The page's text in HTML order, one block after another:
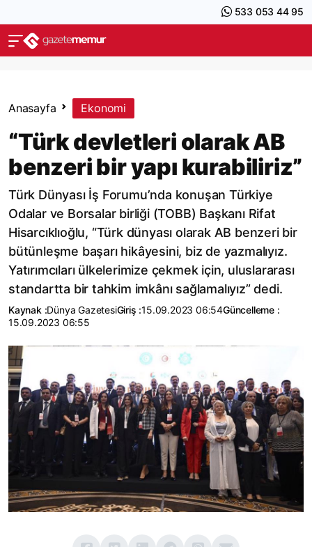
533 053 44 95
Anasayfa Ekonomi
“Türk devletleri olarak AB
benzeri bir yapı kurabiliriz”
Türk Dünyası İş Forumu’nda konuşan Türkiye
Odalar ve Borsalar birliği (TOBB) Başkanı Rifat
Hisarcıklıoğlu, “Türk dünyası olarak AB benzeri bir
bütünleşme başarı hikâyesini, biz de yazmalıyız.
Yatırımcıları ülkelerimize çekmek için, uluslararası
standartta bir tahkim imkânı sağlamalıyız” dedi.
Kaynak :Dünya GazetesiGiriş :15.09.2023 06:54Güncelleme :
15.09.2023 06:55